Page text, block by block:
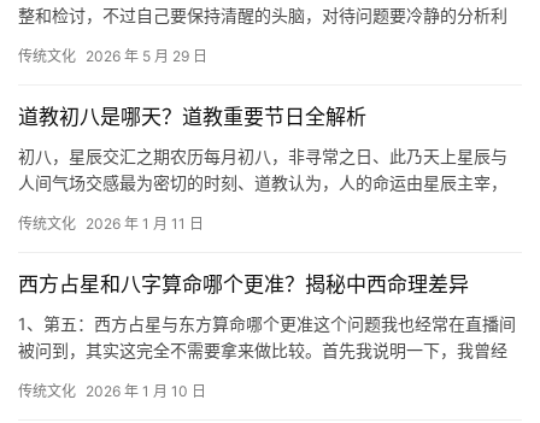
整和检讨，不过自己要保持清醒的头脑，对待问题要冷静的分析利
传统文化 2026 年 5 月 29 日
道教初八是哪天？道教重要节日全解析
初八，星辰交汇之期农历每月初八，非寻常之日、此乃天上星辰与
人间气场交感最为密切的时刻、道教认为，人的命运由星辰主宰，
传统文化 2026 年 1 月 11 日
西方占星和八字算命哪个更准？揭秘中西命理差异
1、第五：西方占星与东方算命哪个更准这个问题我也经常在直播间
被问到，其实这完全不需要拿来做比较。首先我说明一下，我曾经
传统文化 2026 年 1 月 10 日